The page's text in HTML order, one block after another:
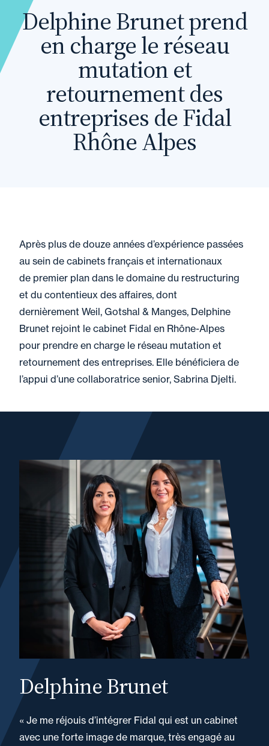
Delphine Brunet prend
en charge le réseau
mutation et
retournement des
entreprises de Fidal
Rhône Alpes
Après plus de douze années d’expérience passées
au sein de cabinets français et internationaux
de premier plan dans le domaine du restructuring
et du contentieux des affaires, dont
dernièrement Weil, Gotshal & Manges, Delphine
Brunet rejoint le cabinet Fidal en Rhône-Alpes
pour prendre en charge le réseau mutation et
retournement des entreprises. Elle bénéficiera de
l’appui d’une collaboratrice senior, Sabrina Djelti.
Delphine Brunet
« Je me réjouis d’intégrer Fidal qui est un cabinet
avec une forte image de marque, très engagé au